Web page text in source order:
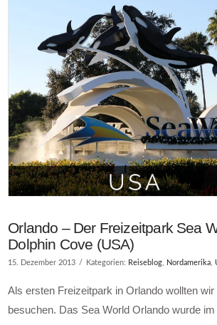
Orlando – Der Freizeitpark Sea
Dolphin Cove (USA)
15. Dezember 2013 Kategorien: Reiseblog Nordamerika
Als ersten Freizeitpark in Orlando wollten wir
besuchen. Das Sea World Orlando wurde